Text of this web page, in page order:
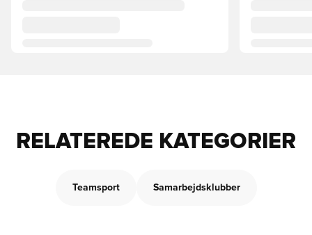
RELATEREDE KATEGORIER
Teamsport Samarbejdsklubber